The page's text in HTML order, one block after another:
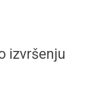
izvršenju